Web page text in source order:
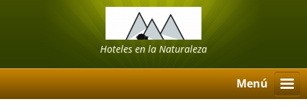
Hoteles en la Naturaleza
Menú